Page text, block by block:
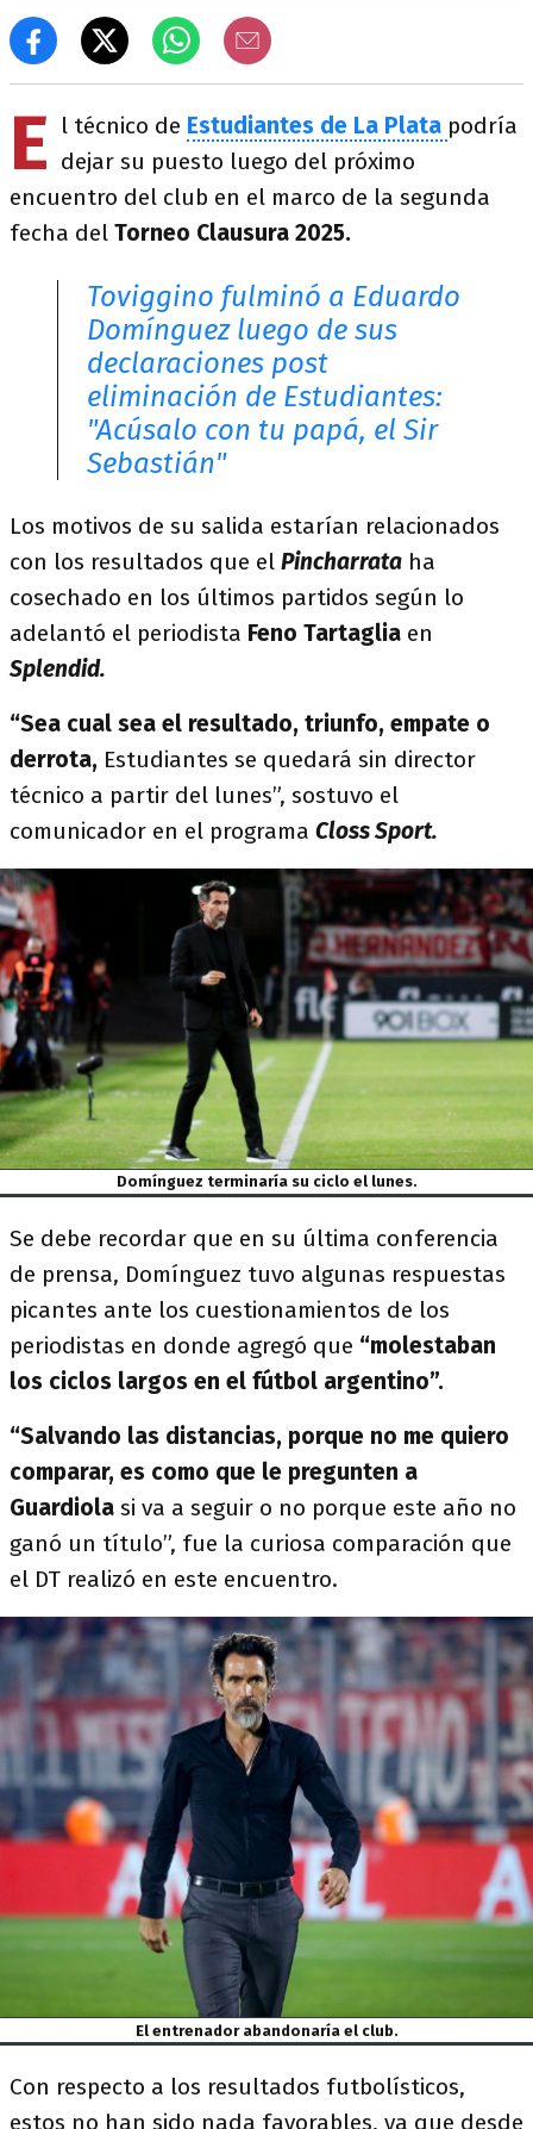
E l técnico de Estudiantes de La Plata podría
dejar su puesto luego del próximo
encuentro del club en el marco de la segunda
fecha del Torneo Clausura 2025.
Toviggino fulminó a Eduardo
Domínguez luego de sus
declaraciones post
eliminación de Estudiantes:
"Acúsalo con tu papá, el Sir
Sebastián"
Los motivos de su salida estarían relacionados
con los resultados que el Pincharrata ha
cosechado en los últimos partidos según lo
adelantó el periodista Feno Tartaglia en
Splendid.
“Sea cual sea el resultado, triunfo, empate o
derrota, Estudiantes se quedará sin director
técnico a partir del lunes”, sostuvo el
comunicador en el programa Closs Sport.
Domínguez terminaría su ciclo el lunes.
Se debe recordar que en su última conferencia
de prensa, Domínguez tuvo algunas respuestas
picantes ante los cuestionamientos de los
periodistas en donde agregó que “molestaban
los ciclos largos en el fútbol argentino”.
“Salvando las distancias, porque no me quiero
comparar, es como que le pregunten a
Guardiola si va a seguir o no porque este año no
ganó un título”, fue la curiosa comparación que
el DT realizó en este encuentro.
El entrenador abandonaría el club.
Con respecto a los resultados futbolísticos,
estos no han sido nada favorables, ya que desde